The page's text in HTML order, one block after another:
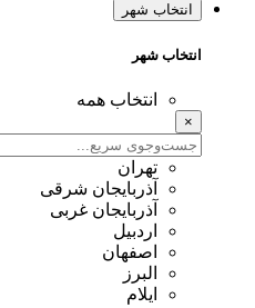
انتخاب شهر
انتخاب شهر
انتخاب همه
×
تهران
آذربایجان شرقی
آذربایجان غربی
اردبیل
اصفهان
البرز
ایلام